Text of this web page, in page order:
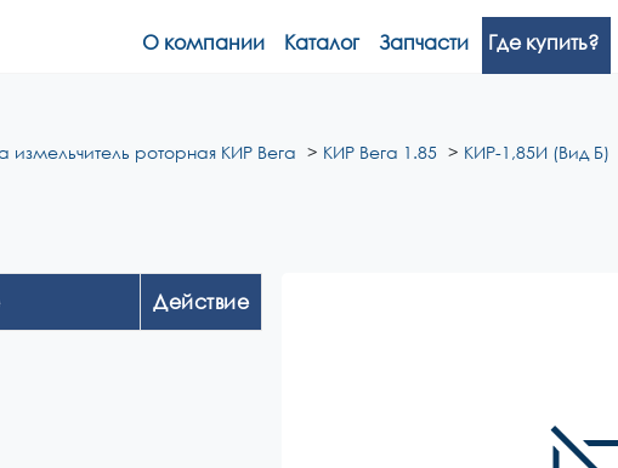
О компании Каталог Запчасти Где купить?
измельчитель роторная КИР Вега КИР Вега 1.85 КИР-1,85И (Вид Б)
Действие